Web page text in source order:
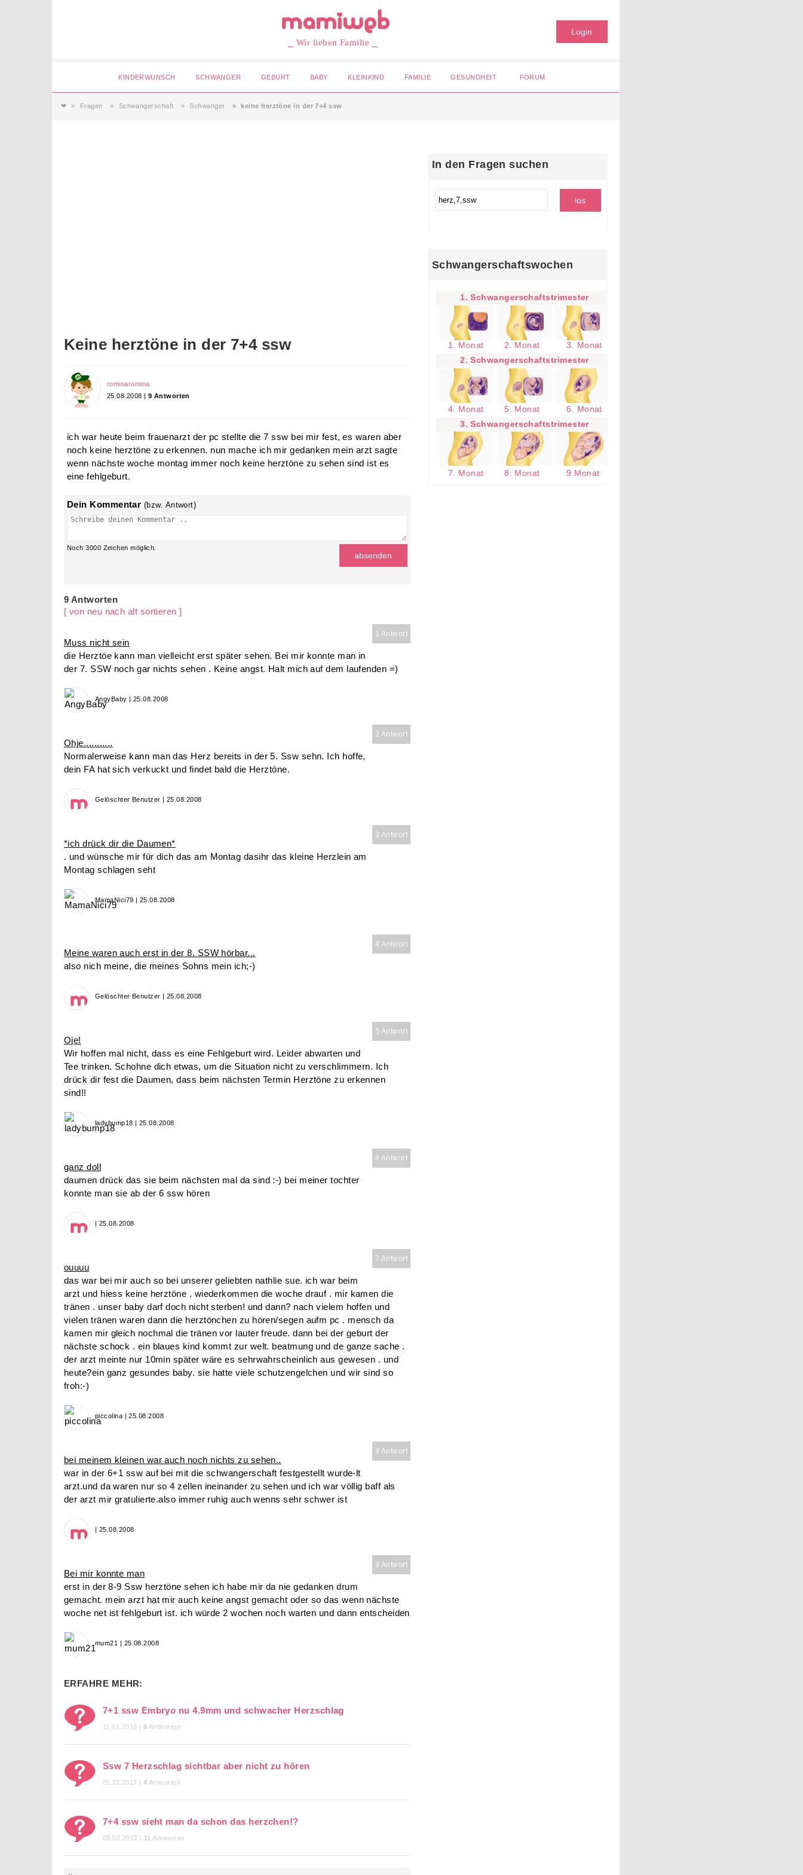
⎯ Wir lieben Familie ⎯
Login
KINDERWUNSCH SCHWANGER GEBURT BABY KLEINKIND FAMILIE GESUNDHEIT FORUM
❤ Fragen Schwangerschaft Schwanger keine herztöne in der 7+4 ssw
Keine herztöne in der 7+4 ssw
rominaromina
25.08.2008 | 9 Antworten
ich war heute beim frauenarzt der pc stellte die 7 ssw bei mir fest, es waren aber
noch keine herztöne zu erkennen. nun mache ich mir gedanken mein arzt sagte
wenn nächste woche montag immer noch keine herztöne zu sehen sind ist es
eine fehlgeburt.
Dein Kommentar (bzw. Antwort)
Noch3000 Zeichen möglich.
9 Antworten
[ von neu nach alt sortieren ]
1 Antwort
Muss nicht sein
die Herztöe kann man vielleicht erst später sehen. Bei mir konnte man in
der 7. SSW noch gar nichts sehen . Keine angst. Halt mich auf dem laufenden =)
AngyBaby | 25.08.2008
2 Antwort
Ohje...........
Normalerweise kann man das Herz bereits in der 5. Ssw sehn. Ich hoffe,
dein FA hat sich verkuckt und findet bald die Herztöne.
Gelöschter Benutzer | 25.08.2008
3 Antwort
*ich drück dir die Daumen*
. und wünsche mir für dich das am Montag dasihr das kleine Herzlein am
Montag schlagen seht
MamaNici79 | 25.08.2008
4 Antwort
Meine waren auch erst in der 8. SSW hörbar...
also nich meine, die meines Sohns mein ich;-)
Gelöschter Benutzer | 25.08.2008
5 Antwort
Oje!
Wir hoffen mal nicht, dass es eine Fehlgeburt wird. Leider abwarten und
Tee trinken. Schohne dich etwas, um die Situation nicht zu verschlimmern. Ich
drück dir fest die Daumen, dass beim nächsten Termin Herztöne zu erkennen
sind!!
ladybump18 | 25.08.2008
6 Antwort
ganz doll
daumen drück das sie beim nächsten mal da sind :-) bei meiner tochter
konnte man sie ab der 6 ssw hören
| 25.08.2008
7 Antwort
ouuuu
das war bei mir auch so bei unserer geliebten nathlie sue. ich war beim
arzt und hiess keine herztöne . wiederkommen die woche drauf . mir kamen die
tränen . unser baby darf doch nicht sterben! und dann? nach vielem hoffen und
vielen tränen waren dann die herztönchen zu hören/segen aufm pc . mensch da
kamen mir gleich nochmal die tränen vor lauter freude. dann bei der geburt der
nächste schock . ein blaues kind kommt zur welt. beatmung und de ganze sache .
der arzt meinte nur 10min später wäre es sehrwahrscheinlich aus gewesen . und
heute?ein ganz gesundes baby. sie hatte viele schutzengelchen und wir sind so
froh:-)
piccolina | 25.08.2008
8 Antwort
bei meinem kleinen war auch noch nichts zu sehen..
war in der 6+1 ssw auf bei mit die schwangerschaft festgestellt wurde-lt
arzt.und da waren nur so 4 zellen ineinander zu sehen und ich war völlig baff als
der arzt mir gratulierte.also immer ruhig auch wenns sehr schwer ist
| 25.08.2008
9 Antwort
Bei mir konnte man
erst in der 8-9 Ssw herztöne sehen ich habe mir da nie gedanken drum
gemacht. mein arzt hat mir auch keine angst gemacht oder so das wenn nächste
woche net ist fehlgeburt ist. ich würde 2 wochen noch warten und dann entscheiden
mum21 | 25.08.2008
ERFAHRE MEHR:
7+1 ssw Embryo nu 4.9mm und schwacher Herzschlag
11.01.2018 | 6 Antworten
Ssw 7 Herzschlag sichtbar aber nicht zu hören
01.11.2017 | 4 Antworten
7+4 ssw sieht man da schon das herzchen!?
03.02.2012 | 11 Antworten
In den Fragen suchen
Schwangerschaftswochen
1. Schwangerschaftstrimester
1. Monat 2. Monat
3. Monat
2. Schwangerschaftstrimester
4. Monat 5. Monat
6. Monat
3. Schwangerschaftstrimester
7. Monat 8. Monat 9.Monat